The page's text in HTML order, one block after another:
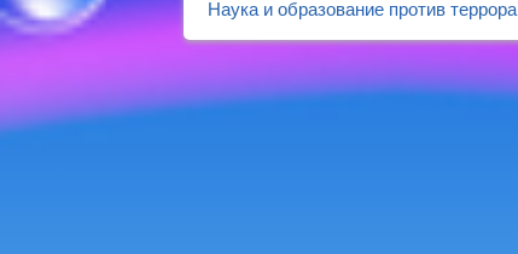
Наука и образование против террора